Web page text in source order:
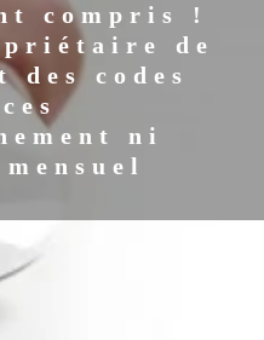
compris !
de
codes
ni